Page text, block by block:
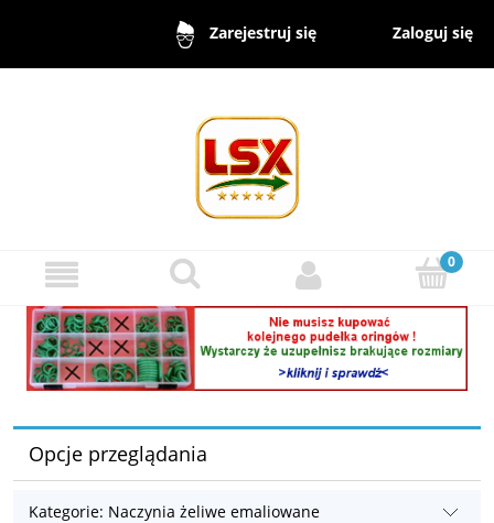
Zarejestruj się Zaloguj się
Opcje przeglądania
Kategorie: Naczynia żeliwe emaliowane